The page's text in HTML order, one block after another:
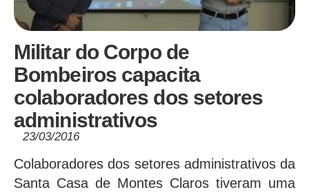
Militar do Corpo de
Bombeiros capacita
colaboradores dos setores
administrativos
23/03/2016
Colaboradores dos setores administrativos da
Santa Casa de Montes Claros tiveram uma